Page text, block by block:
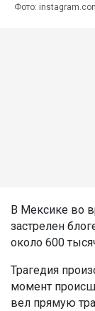
Фото:
В Мексике во
застрелен
около 600
Трагедия
момент
вел прямую